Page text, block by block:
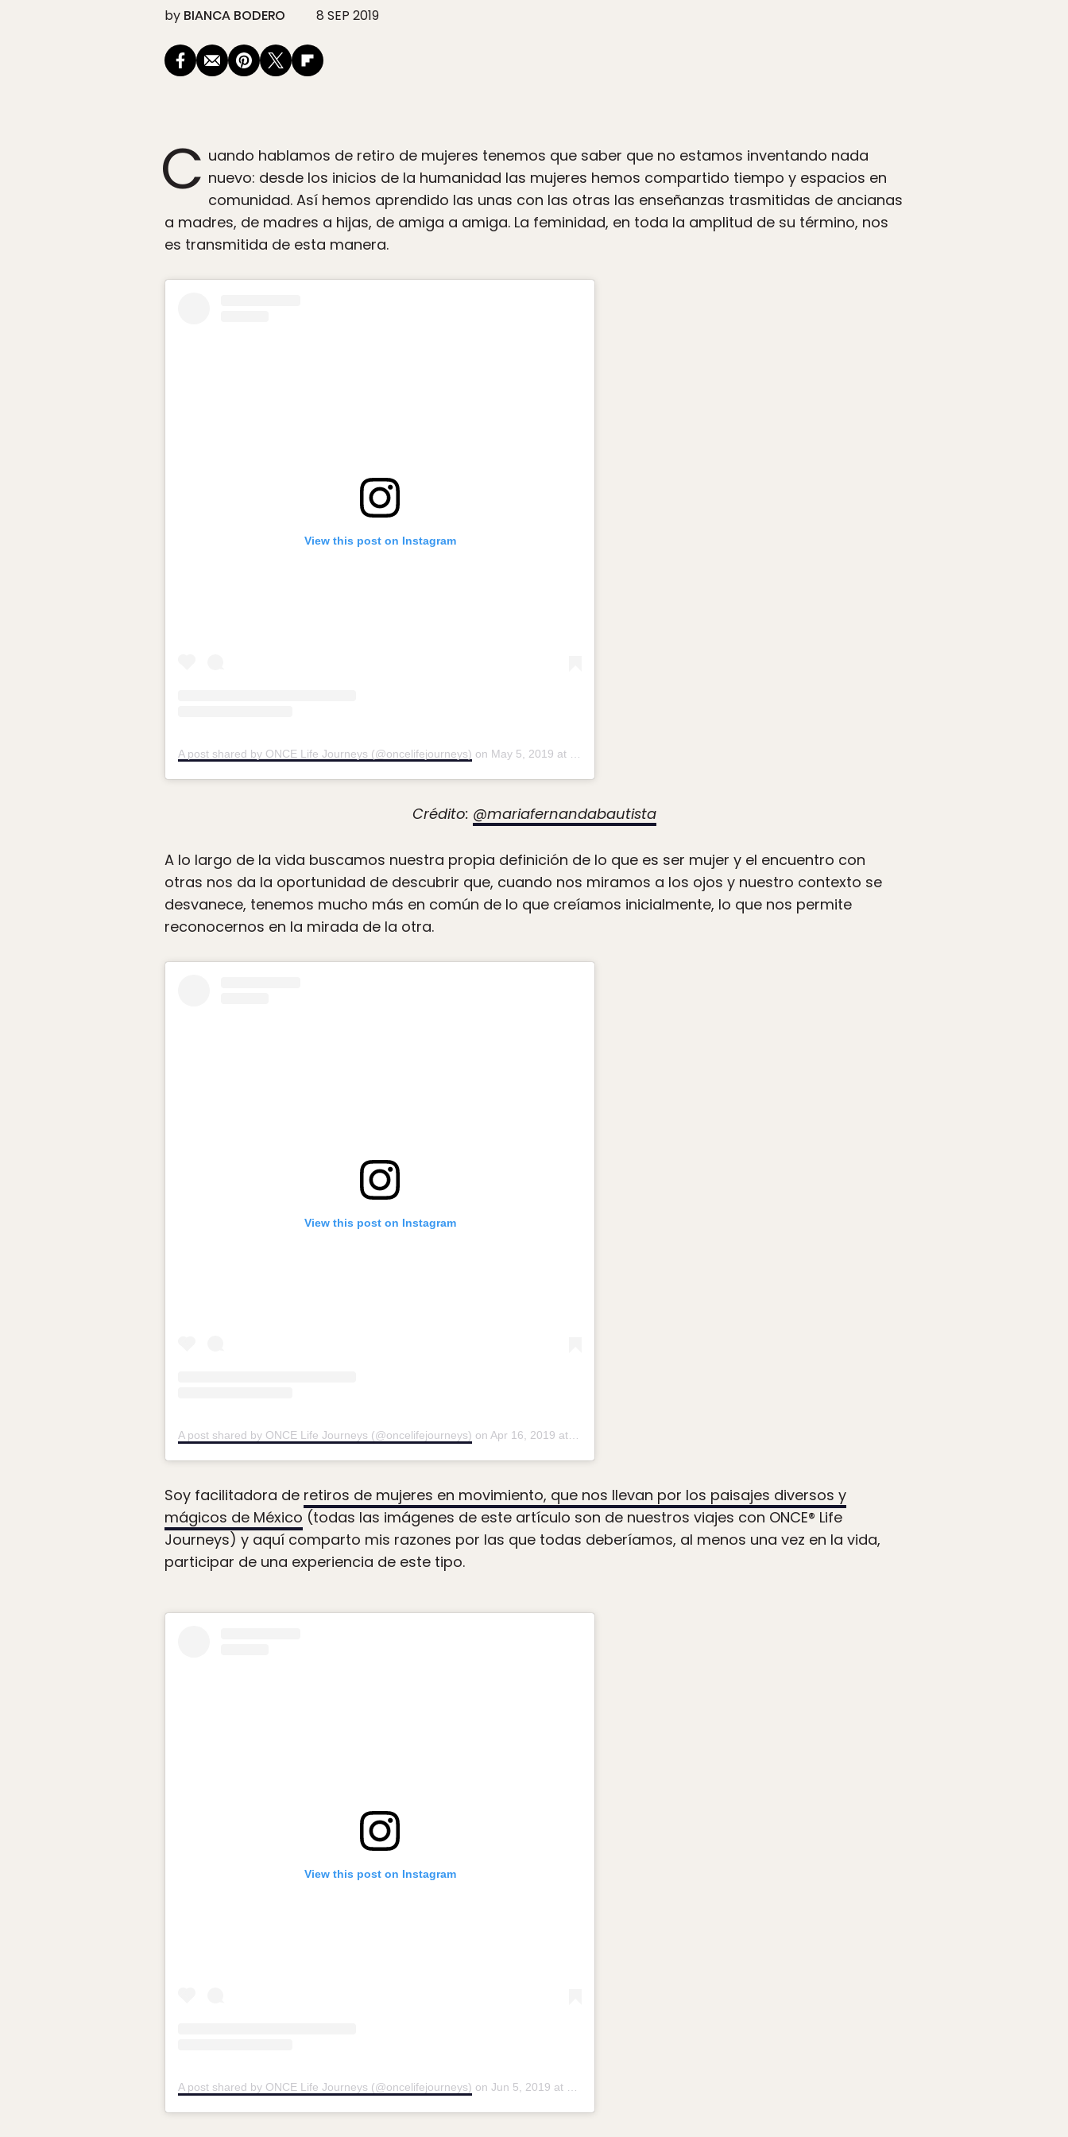
by BIANCA BODERO 8 SEP 2019
C uando hablamos de retiro de mujeres tenemos que saber que no estamos inventando nada
nuevo: desde los inicios de la humanidad las mujeres hemos compartido tiempo y espacios en
comunidad. Así hemos aprendido las unas con las otras las enseñanzas trasmitidas de ancianas
a madres, de madres a hijas, de amiga a amiga. La feminidad, en toda la amplitud de su término, nos
es transmitida de esta manera.
View this post on Instagram
A post shared by ONCE Life Journeys (@oncelifejourneys) on May 5, 2019 at 4:09am PDT
Crédito: @mariafernandabautista
A lo largo de la vida buscamos nuestra propia definición de lo que es ser mujer y el encuentro con
otras nos da la oportunidad de descubrir que, cuando nos miramos a los ojos y nuestro contexto se
desvanece, tenemos mucho más en común de lo que creíamos inicialmente, lo que nos permite
reconocernos en la mirada de la otra.
View this post on Instagram
A post shared by ONCE Life Journeys (@oncelifejourneys) on Apr 16, 2019 at 8:08pm PDT
Soy facilitadora de retiros de mujeres en movimiento, que nos llevan por los paisajes diversos y
mágicos de México (todas las imágenes de este artículo son de nuestros viajes con ONCE® Life
Journeys) y aquí comparto mis razones por las que todas deberíamos, al menos una vez en la vida,
participar de una experiencia de este tipo.
View this post on Instagram
A post shared by ONCE Life Journeys (@oncelifejourneys) on Jun 5, 2019 at 10:56pm PDT